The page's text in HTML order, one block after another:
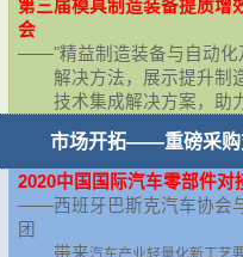
第三届模具制造装备提质增
会
——"精益制造装备与自动
解决方法，展示提升制
技术集成解决方案，助
市场开拓——重磅采购
2020中国国际汽车零部件对
——西班牙巴斯克汽车协会
团